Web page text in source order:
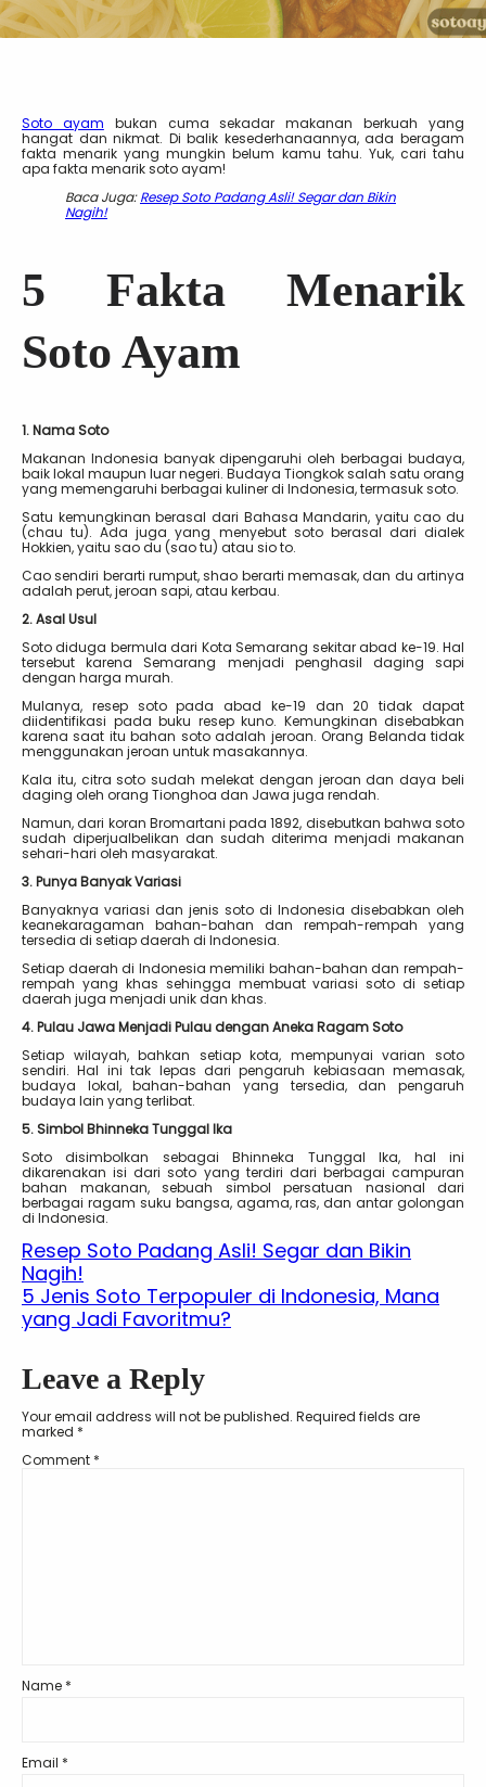
Soto ayam bukan cuma sekadar makanan berkuah yang
hangat dan nikmat. Di balik kesederhanaannya, ada beragam
fakta menarik yang mungkin belum kamu tahu. Yuk, cari tahu
apa fakta menarik soto ayam!
Baca Juga:Resep Soto Padang Asli! Segar dan Bikin
Nagih!
5 Fakta Menarik
Soto Ayam
1. Nama Soto
Makanan Indonesia banyak dipengaruhi oleh berbagai budaya,
baik lokal maupun luar negeri. Budaya Tiongkok salah satu orang
yang memengaruhi berbagai kuliner di Indonesia, termasuk soto.
Satu kemungkinan berasal dari Bahasa Mandarin, yaitu cao du
(chau tu). Ada juga yang menyebut soto berasal dari dialek
Hokkien, yaitu sao du (sao tu) atau sio to.
Cao sendiri berarti rumput, shao berarti memasak, dan du artinya
adalah perut, jeroan sapi, atau kerbau.
2. Asal Usul
Soto diduga bermula dari Kota Semarang sekitar abad ke-19. Hal
tersebut karena Semarang menjadi penghasil daging sapi
dengan harga murah.
Mulanya, resep soto pada abad ke-19 dan 20 tidak dapat
diidentifikasi pada buku resep kuno. Kemungkinan disebabkan
karena saat itu bahan soto adalah jeroan. Orang Belanda tidak
menggunakan jeroan untuk masakannya.
Kala itu, citra soto sudah melekat dengan jeroan dan daya beli
daging oleh orang Tionghoa dan Jawa juga rendah.
Namun, dari koran Bromartani pada 1892, disebutkan bahwa soto
sudah diperjualbelikan dan sudah diterima menjadi makanan
sehari-hari oleh masyarakat.
3. Punya Banyak Variasi
Banyaknya variasi dan jenis soto di Indonesia disebabkan oleh
keanekaragaman bahan-bahan dan rempah-rempah yang
tersedia di setiap daerah di Indonesia.
Setiap daerah di Indonesia memiliki bahan-bahan dan rempah-
rempah yang khas sehingga membuat variasi soto di setiap
daerah juga menjadi unik dan khas.
4. Pulau Jawa Menjadi Pulau dengan Aneka Ragam Soto
Setiap wilayah, bahkan setiap kota, mempunyai varian soto
sendiri. Hal ini tak lepas dari pengaruh kebiasaan memasak,
budaya lokal, bahan-bahan yang tersedia, dan pengaruh
budaya lain yang terlibat.
5. Simbol Bhinneka Tunggal Ika
Soto disimbolkan sebagai Bhinneka Tunggal Ika, hal ini
dikarenakan isi dari soto yang terdiri dari berbagai campuran
bahan makanan, sebuah simbol persatuan nasional dari
berbagai ragam suku bangsa, agama, ras, dan antar golongan
di Indonesia.
Resep Soto Padang Asli! Segar dan Bikin
Nagih!
5 Jenis Soto Terpopuler di Indonesia, Mana
yang Jadi Favoritmu?
Leave a Reply
Your email address will not be published. Required fields are
marked *
Comment *
Name *
Email *